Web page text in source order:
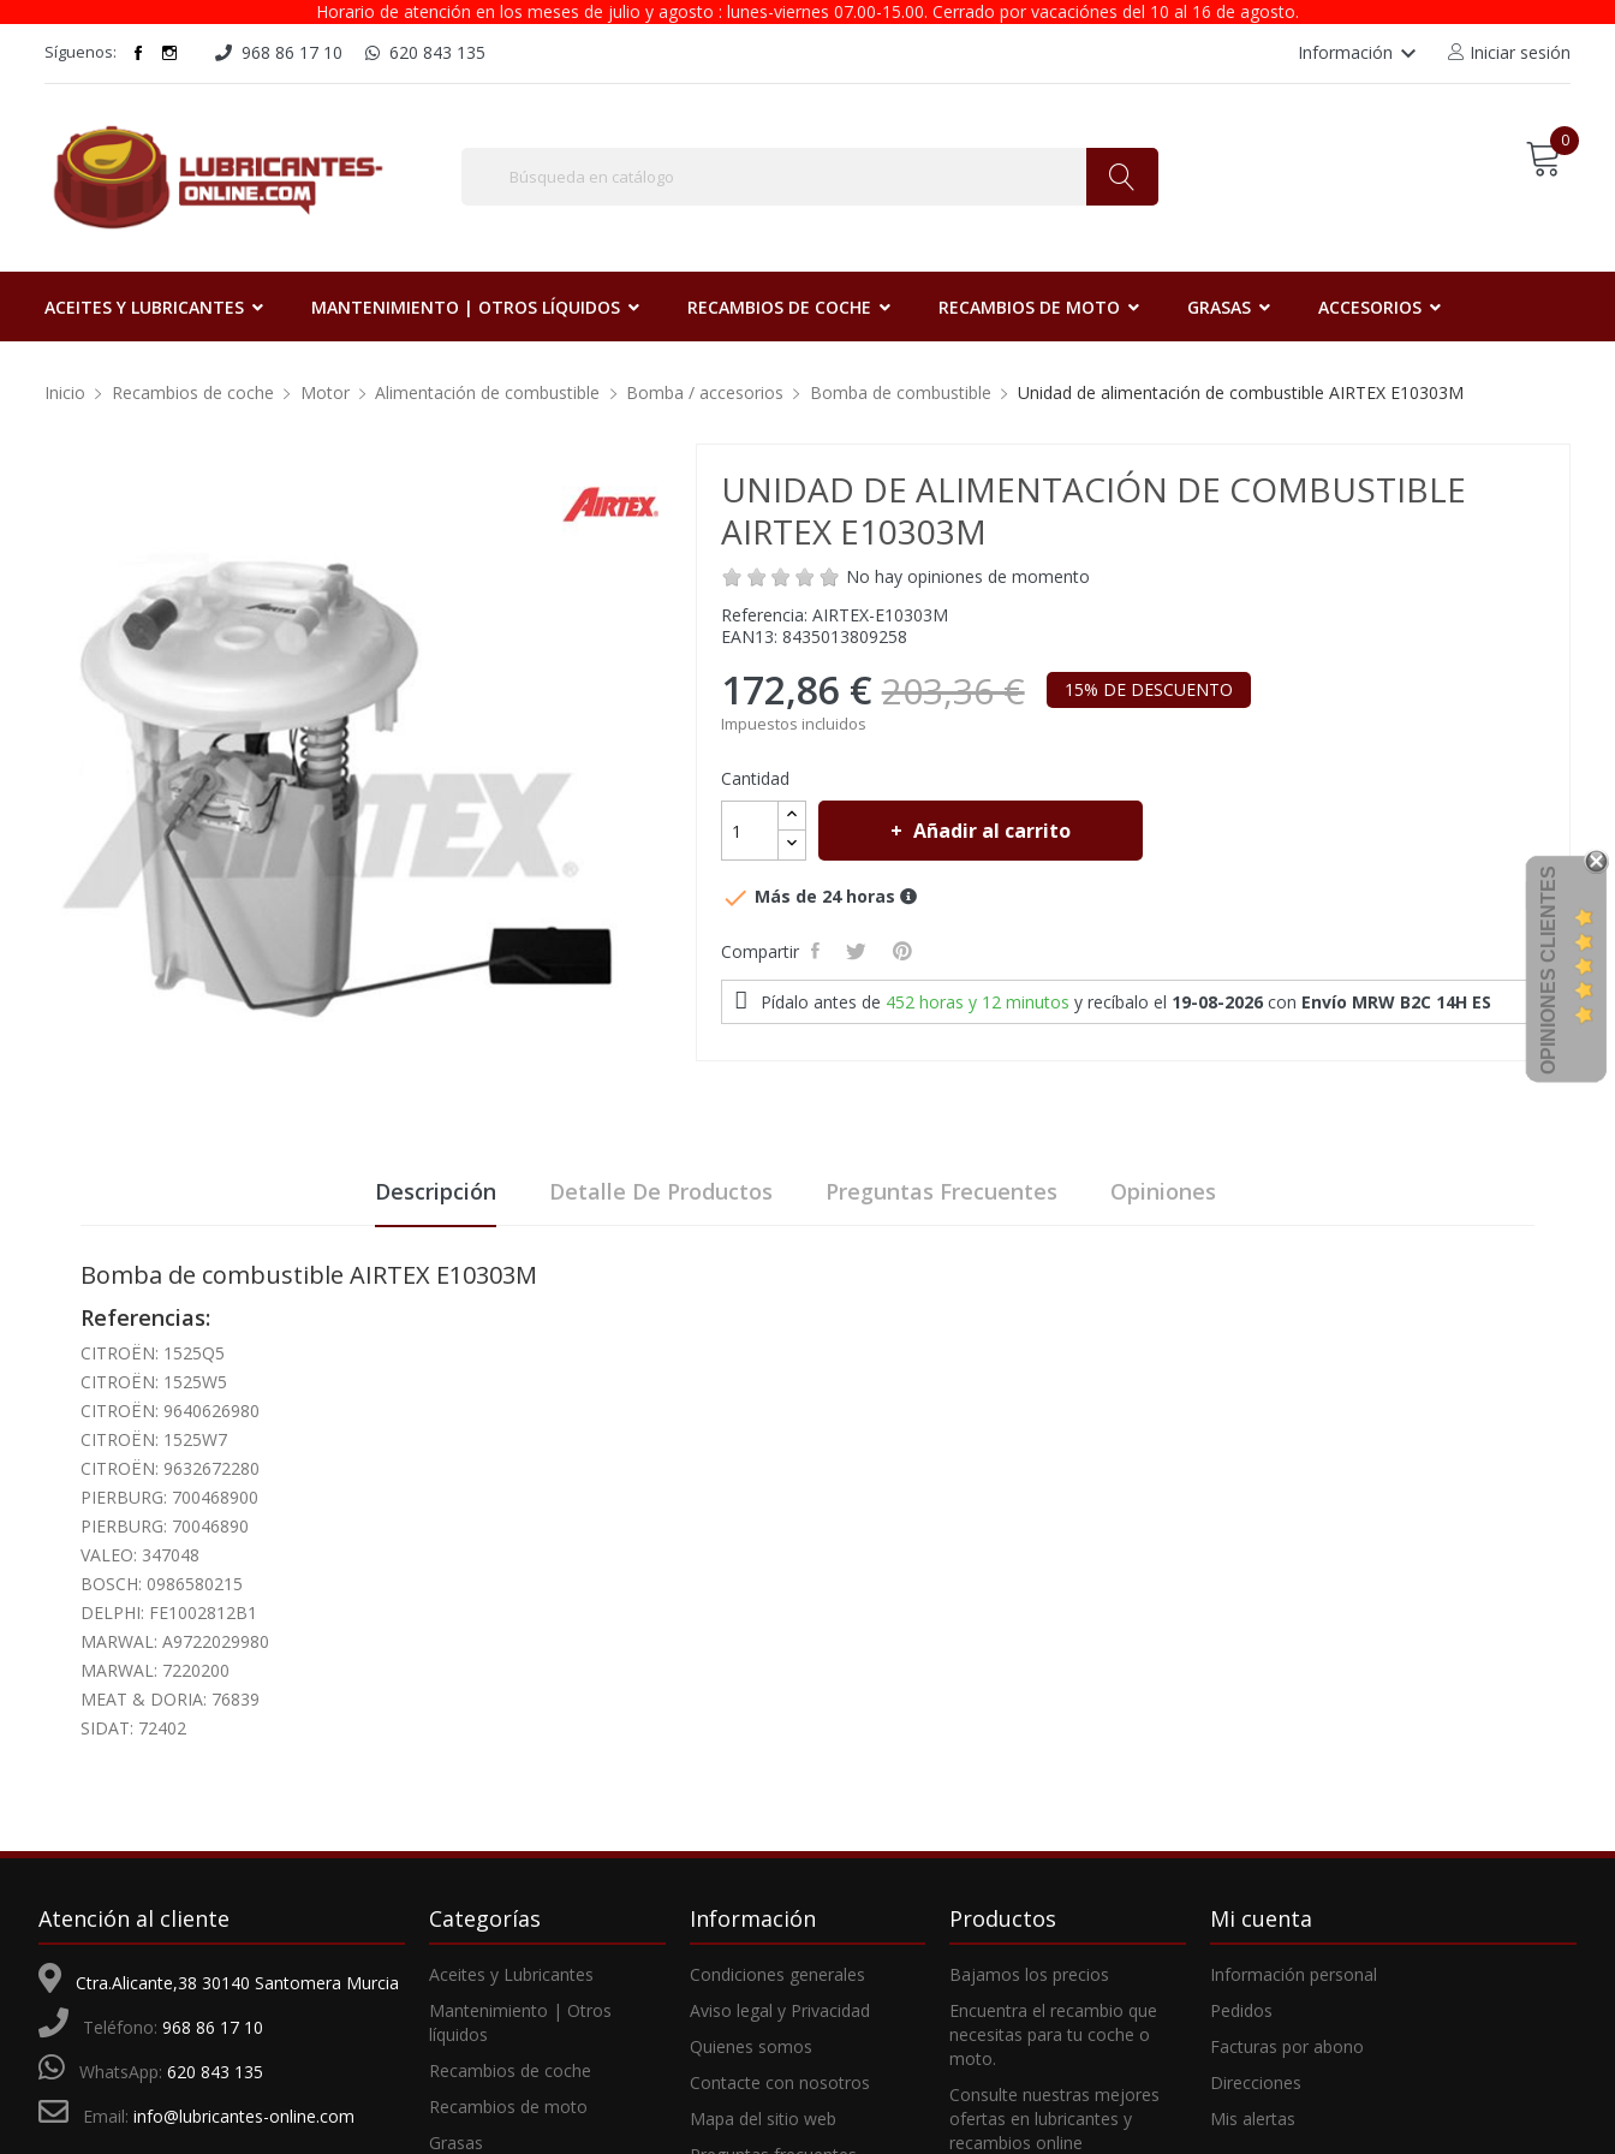
Horario de atención en los meses de julio y agosto : lunes-viernes 07.00-15.00. Cerrado por vacaciónes del 10 al 16 de agosto.
Síguenos: 968 86 17 10 620 843 135 Iniciar sesión
Información keyboard_arrow_down
0
ACEITES Y LUBRICANTES MANTENIMIENTO | OTROS LÍQUIDOS RECAMBIOS DE COCHE RECAMBIOS DE MOTO GRASAS ACCESORIOS
Inicio Recambios de coche Motor Alimentación de combustible Bomba / accesorios Bomba de combustible Unidad de alimentación de combustible AIRTEX E10303M
UNIDAD DE ALIMENTACIÓN DE COMBUSTIBLE
AIRTEX E10303M
No hay opiniones de momento
Referencia: AIRTEX-E10303M
EAN13: 8435013809258
172,86 € 203,36 € 15% DE DESCUENTO
Impuestos incluidos
Cantidad
Añadir al carrito
 Más de 24 horas
Compartir
Pídalo antes de 452 horas y 12 minutos y recíbalo el 19-08-2026 con Envío MRW B2C 14H ES
Descripción Detalle De Productos Preguntas Frecuentes Opiniones
Bomba de combustible AIRTEX E10303M
Referencias:
CITROËN: 1525Q5
CITROËN: 1525W5
CITROËN: 9640626980
CITROËN: 1525W7
CITROËN: 9632672280
PIERBURG: 700468900
PIERBURG: 70046890
VALEO: 347048
BOSCH: 0986580215
DELPHI: FE1002812B1
MARWAL: A9722029980
MARWAL: 7220200
MEAT & DORIA: 76839
SIDAT: 72402
Atención al cliente
Ctra.Alicante,38 30140 Santomera Murcia
Teléfono: 968 86 17 10
WhatsApp: 620 843 135
Email: info@lubricantes-online.com
Categorías
Aceites y Lubricantes
Mantenimiento | Otros
líquidos
Recambios de coche
Recambios de moto
Grasas
Información
Condiciones generales
Aviso legal y Privacidad
Quienes somos
Contacte con nosotros
Mapa del sitio web
Productos
Bajamos los precios
Encuentra el recambio que
necesitas para tu coche o
moto.
Consulte nuestras mejores
ofertas en lubricantes y
recambios online
Mi cuenta
Información personal
Pedidos
Facturas por abono
Direcciones
Mis alertas
OPINIONES CLIENTES